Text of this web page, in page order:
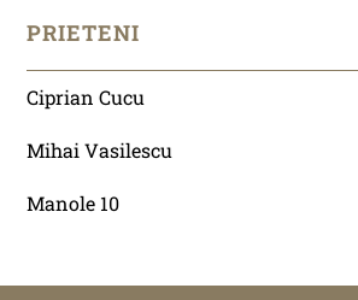
PRIETENI
Ciprian Cucu
Mihai Vasilescu
Manole 10